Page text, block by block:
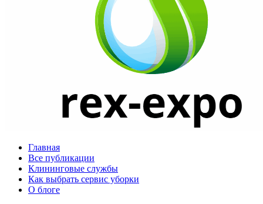
Главная
Все публикации
Клининговые службы
Как выбрать сервис уборки
О блоге